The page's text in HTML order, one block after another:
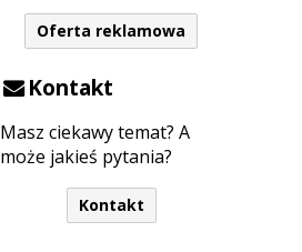
Oferta reklamowa
Kontakt
Masz ciekawy temat? A
może jakieś pytania?
Kontakt